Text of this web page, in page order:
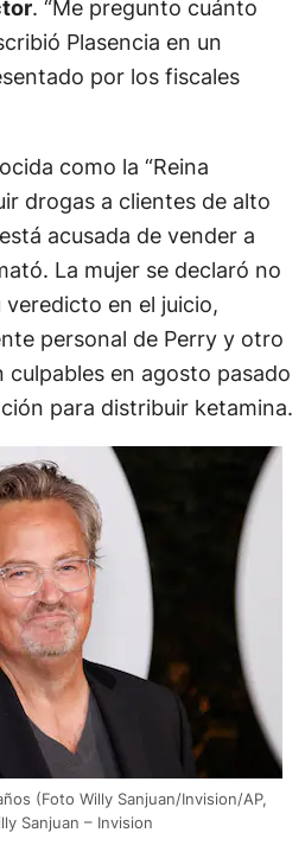
. “Me pregunto cuánto
Plasencia en un
por los fiscales
como la “Reina
drogas a clientes de alto
acusada de vender a
La mujer se declaró no
veredicto en el juicio,
personal de Perry y otro
culpables en agosto pasado
para distribuir ketamina.
(Foto Willy Sanjuan/Invision/AP,
Sanjuan – Invision